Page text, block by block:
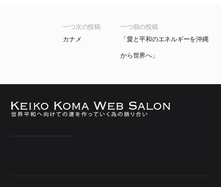
一つ前の投稿
「愛と平和のエネルギーを沖縄
から世界へ」
一つ次の投稿
カナメ